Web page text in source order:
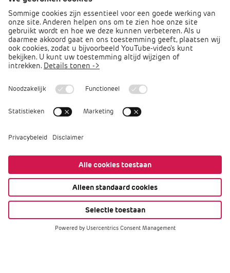
Direct naar
Podcast PO praat
Arbocatalogus PO
Arbomeester